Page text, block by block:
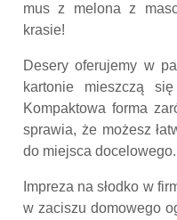
mus z melona z
krasie!
Desery oferujemy w
kartonie mieszczą
Kompaktowa forma
sprawia, że możesz
do miejsca docelowego.
Impreza na słodko w
w zaciszu domowego